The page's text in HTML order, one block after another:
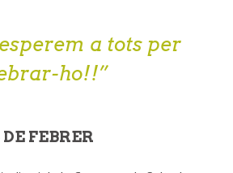
a tots per
ho!!
FEBRER